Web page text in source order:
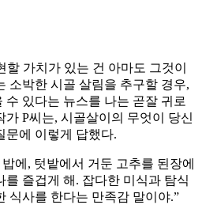
가치가 있는 건 아마도 그것이
소박한 시골 살림을 추구할 경우,
수 있다는 뉴스를 나는 곧잘 귀로
P씨는, 시골살이의 무엇이 당신
문에 이렇게 답했다.
에, 텃밭에서 거둔 고추를 된장에
를 즐겁게 해. 잡다한 미식과 탐식
식사를 한다는 만족감 말이야.”